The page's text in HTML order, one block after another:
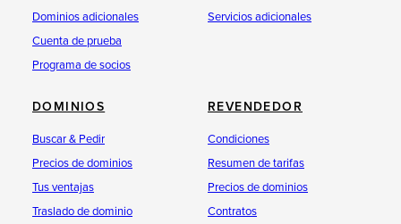
Dominios adicionales
Cuenta de prueba
Programa de socios
Servicios adicionales
DOMINIOS
Buscar & Pedir
Precios de dominios
Tus ventajas
Traslado de dominio
REVENDEDOR
Condiciones
Resumen de tarifas
Precios de dominios
Contratos